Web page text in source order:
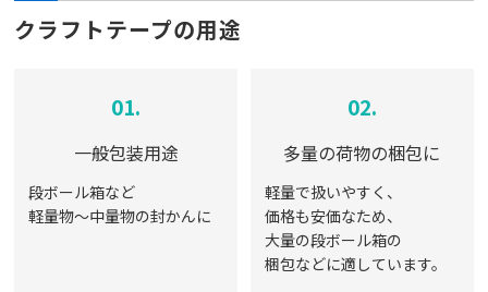
クラフトテープの用途
01.
一般包装用途
段ボール箱など
軽量物〜中量物の封かんに
02.
多量の荷物の梱包に
軽量で扱いやすく、
価格も安価なため、
大量の段ボール箱の
梱包などに適しています。